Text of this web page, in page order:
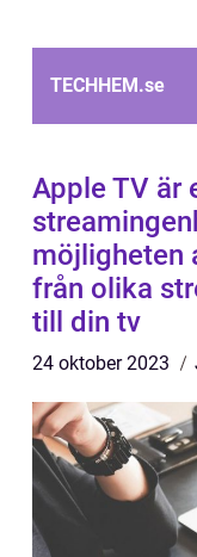
TECHHEM.se
Apple TV är
möjligheten
från olika
till din tv
24 oktober 2023